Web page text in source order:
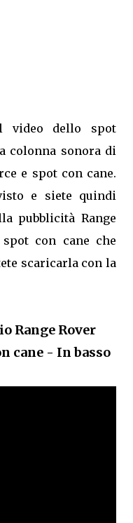
video dello spot
colonna sonora di
e spot con cane.
e siete quindi
pubblicità Range
con cane che
scaricarla con la
Range Rover
cane - In basso